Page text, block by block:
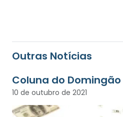
Outras Notícias
Coluna do Domingão
10 de outubro de 2021